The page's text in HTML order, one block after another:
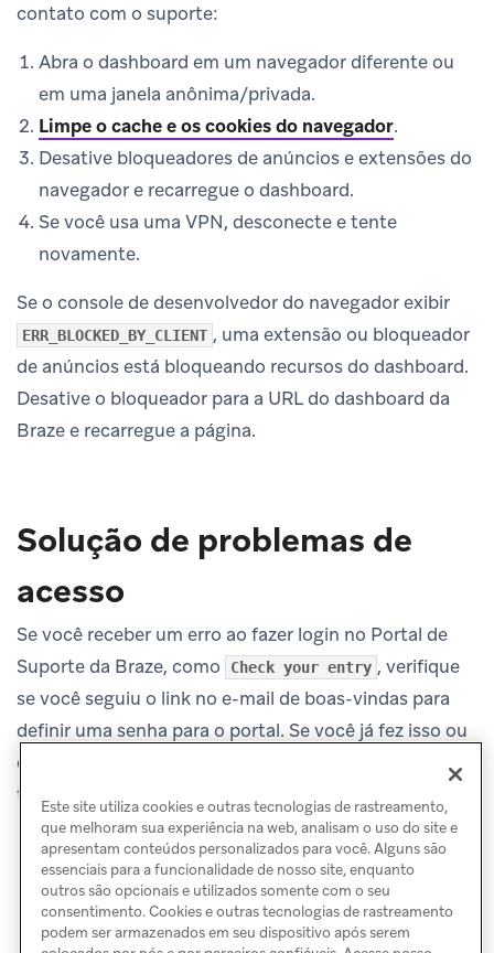
contato com o suporte:
Abra o dashboard em um navegador diferente ou
em uma janela anônima/privada.
Limpe o cache e os cookies do navegador.
Desative bloqueadores de anúncios e extensões do
navegador e recarregue o dashboard.
Se você usa uma VPN, desconecte e tente
novamente.
Se o console de desenvolvedor do navegador exibir
ERR_BLOCKED_BY_CLIENT , uma extensão ou bloqueador
de anúncios está bloqueando recursos do dashboard.
Desative o bloqueador para a URL do dashboard da
Braze e recarregue a página.
Solução de problemas de
acesso
Se você receber um erro ao fazer login no Portal de
Suporte da Braze, como
Check your entry , verifique
se você seguiu o link no e-mail de boas-vindas para
definir uma senha para o portal. Se você já fez isso ou
conseguia fazer login no portal anteriormente, crie um
ticket de suporte.
Este site utiliza cookies e outras tecnologias de rastreamento,
que melhoram sua experiência na web, analisam o uso do site e
apresentam conteúdos personalizados para você. Alguns são
essenciais para a funcionalidade de nosso site, enquanto
outros são opcionais e utilizados somente com o seu
consentimento. Cookies e outras tecnologias de rastreamento
podem ser armazenados em seu dispositivo após serem